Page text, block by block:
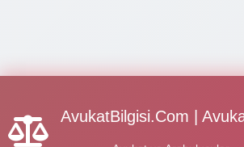
AvukatBilgisi.Com |